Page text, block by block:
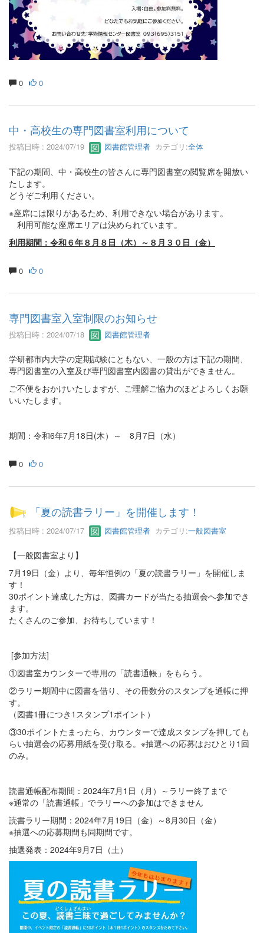
0 0
中・高校生の専門図書室利用について
投稿日時 : 2024/07/19 図書館管理者 カテゴリ:全体
下記の期間、中・高校生の皆さんに専門図書室の閲覧席を開放い
たします。
どうぞご利用ください。
※座席には限りがあるため、利用できない場合があります。
利用可能な座席エリアは決められています。
利用期間：令和６年８月８日（木）～８月３０日（金）
0 0
専門図書室入室制限のお知らせ
投稿日時 : 2024/07/18 図書館管理者
学研都市内大学の定期試験にともない、一般の方は下記の期間、
専門図書室の入室及び専門図書室内図書の貸出ができません。
ご不便をおかけいたしますが、ご理解ご協力のほどよろしくお願
いいたします。
期間：令和6年7月18日(木）～ 8月7日（水）
0 0
「夏の読書ラリー」を開催します！
投稿日時 : 2024/07/17 図書館管理者 カテゴリ:一般図書室
【一般図書室より】
7月19日（金）より、毎年恒例の「夏の読書ラリー」を開催しま
す！
30ポイント達成した方は、図書カードが当たる抽選会へ参加でき
ます。
たくさんのご参加、お待ちしています！
[参加方法]
①図書室カウンターで専用の「読書通帳」をもらう。
②ラリー期間中に図書を借り、その冊数分のスタンプを通帳に押
す。
（図書1冊につき1スタンプ1ポイント）
③30ポイントたまったら、カウンターで達成スタンプを押しても
らい抽選会の応募用紙を受け取る。※抽選への応募はおひとり1回
のみ。
読書通帳配布期間：2024年7月1日（月）～ラリー終了まで
※通常の「読書通帳」でラリーへの参加はできません
読書ラリー期間：2024年7月19日（金）～8月30日（金）
※抽選への応募期間も同期間です。
抽選発表：2024年9月7日（土）